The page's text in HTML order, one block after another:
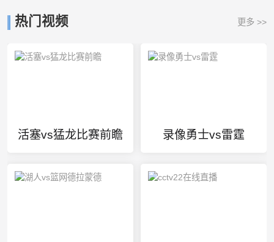
热门视频 更多 >>
活塞vs猛龙比赛前瞻 录像勇士vs雷霆